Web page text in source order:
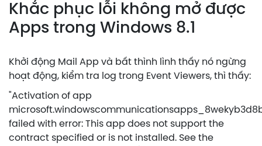
Khắc phục lỗi không mở được
Apps trong Windows 8.1
Khởi động Mail App và bất thình lình thấy nó ngừng
hoạt động, kiểm tra log trong Event Viewers, thì thấy:
"Activation of app
failed with error: This app does not support the
contract specified or is not installed. See the